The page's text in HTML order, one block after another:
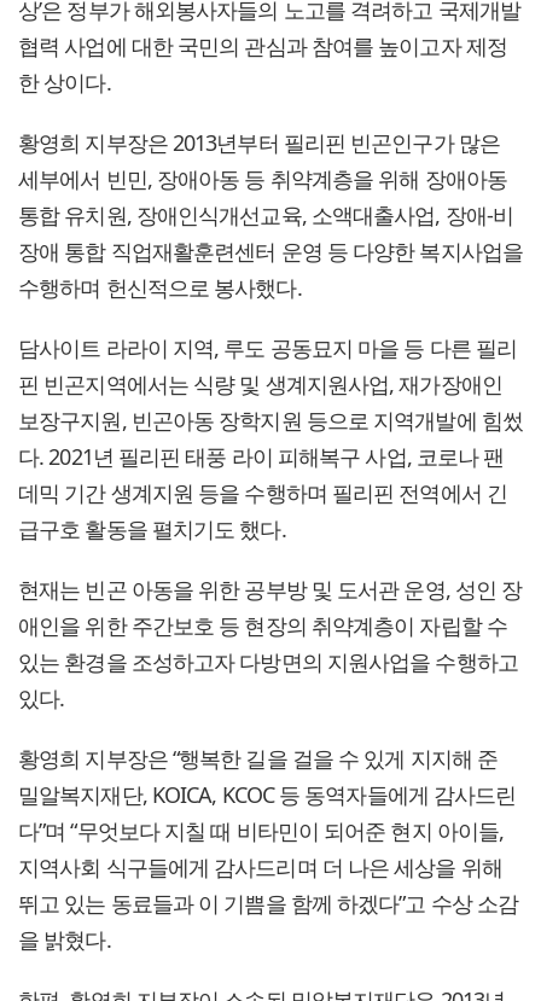
상’은 정부가 해외봉사자들의 노고를 격려하고 국제개발
협력 사업에 대한 국민의 관심과 참여를 높이고자 제정
한 상이다.
황영희 지부장은 2013년부터 필리핀 빈곤인구가 많은
세부에서 빈민, 장애아동 등 취약계층을 위해 장애아동
통합 유치원, 장애인식개선교육, 소액대출사업, 장애-비
장애 통합 직업재활훈련센터 운영 등 다양한 복지사업을
수행하며 헌신적으로 봉사했다.
담사이트 라라이 지역, 루도 공동묘지 마을 등 다른 필리
핀 빈곤지역에서는 식량 및 생계지원사업, 재가장애인
보장구지원, 빈곤아동 장학지원 등으로 지역개발에 힘썼
다. 2021년 필리핀 태풍 라이 피해복구 사업, 코로나 팬
데믹 기간 생계지원 등을 수행하며 필리핀 전역에서 긴
급구호 활동을 펼치기도 했다.
현재는 빈곤 아동을 위한 공부방 및 도서관 운영, 성인 장
애인을 위한 주간보호 등 현장의 취약계층이 자립할 수
있는 환경을 조성하고자 다방면의 지원사업을 수행하고
있다.
황영희 지부장은 “행복한 길을 걸을 수 있게 지지해 준
밀알복지재단, KOICA, KCOC 등 동역자들에게 감사드린
다”며 “무엇보다 지칠 때 비타민이 되어준 현지 아이들,
지역사회 식구들에게 감사드리며 더 나은 세상을 위해
뛰고 있는 동료들과 이 기쁨을 함께 하겠다”고 수상 소감
을 밝혔다.